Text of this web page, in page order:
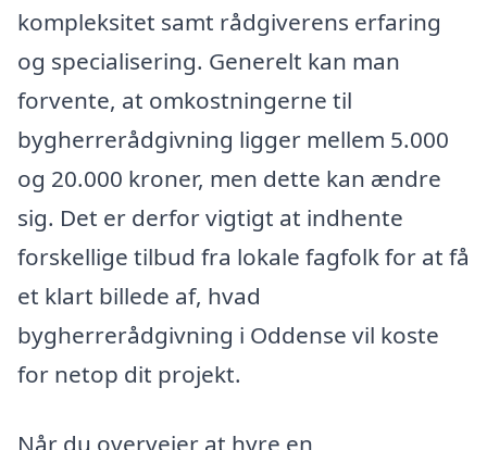
kompleksitet samt rådgiverens erfaring
og specialisering. Generelt kan man
forvente, at omkostningerne til
bygherrerådgivning ligger mellem 5.000
og 20.000 kroner, men dette kan ændre
sig. Det er derfor vigtigt at indhente
forskellige tilbud fra lokale fagfolk for at få
et klart billede af, hvad
bygherrerådgivning i Oddense vil koste
for netop dit projekt.
Når du overvejer at hyre en